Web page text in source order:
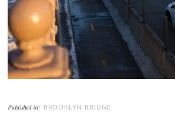
Published in: BROOKLYN BRIDGE